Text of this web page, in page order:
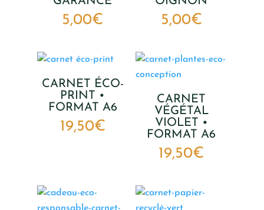
5,00€ 5,00€
CARNET ÉCO-
PRINT •
FORMAT A6
19,50€
CARNET
VÉGÉTAL
VIOLET •
FORMAT A6
19,50€